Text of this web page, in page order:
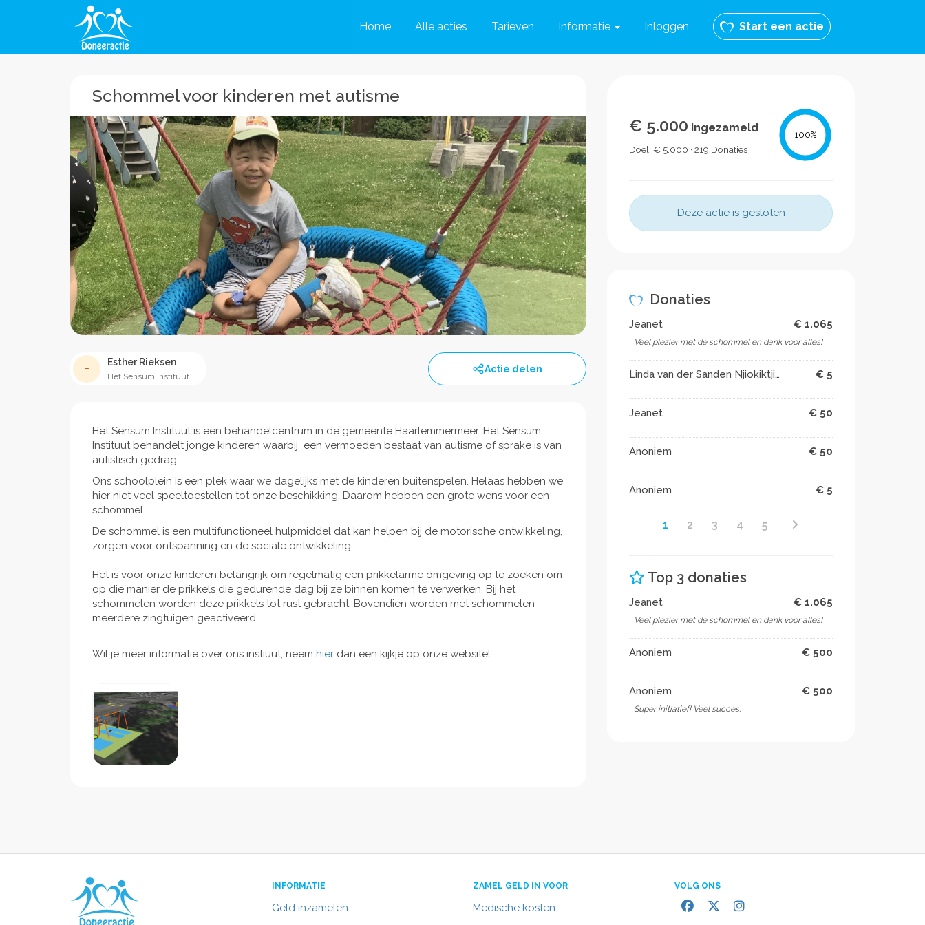
Home Alle acties Tarieven Informatie Inloggen Start een actie
Schommel voor kinderen met autisme
E
Esther Rieksen
Het Sensum Instituut
Actie delen
Het Sensum Instituut is een behandelcentrum in de gemeente Haarlemmermeer. Het Sensum
Instituut behandelt jonge kinderen waarbij een vermoeden bestaat van autisme of sprake is van
autistisch gedrag.
Ons schoolplein is een plek waar we dagelijks met de kinderen buitenspelen. Helaas hebben we
hier niet veel speeltoestellen tot onze beschikking. Daarom hebben een grote wens voor een
schommel.
De schommel is een multifunctioneel hulpmiddel dat kan helpen bij de motorische ontwikkeling,
zorgen voor ontspanning en de sociale ontwikkeling.
Het is voor onze kinderen belangrijk om regelmatig een prikkelarme omgeving op te zoeken om
op die manier de prikkels die gedurende dag bij ze binnen komen te verwerken. Bij het
schommelen worden deze prikkels tot rust gebracht. Bovendien worden met schommelen
meerdere zingtuigen geactiveerd.
Wil je meer informatie over ons instiuut, neem hier dan een kijkje op onze website!
€ 5.000 ingezameld
Doel: € 5.000 · 219 Donaties
100%
Deze actie is gesloten
Donaties
Jeanet € 1.065
Veel plezier met de schommel en dank voor alles!
Linda van der Sanden Njiokiktjien € 5
Jeanet € 50
Anoniem € 50
Anoniem € 5
1 2 3 4 5
Top 3 donaties
Jeanet € 1.065
Veel plezier met de schommel en dank voor alles!
Anoniem € 500
Anoniem € 500
Super initiatief! Veel succes.
INFORMATIE
Geld inzamelen
ZAMEL GELD IN VOOR
Medische kosten
VOLG ONS